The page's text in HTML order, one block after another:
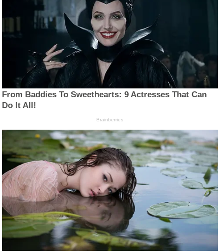
From Baddies To Sweethearts: 9 Actresses That Can
Do It All!
Brainberries